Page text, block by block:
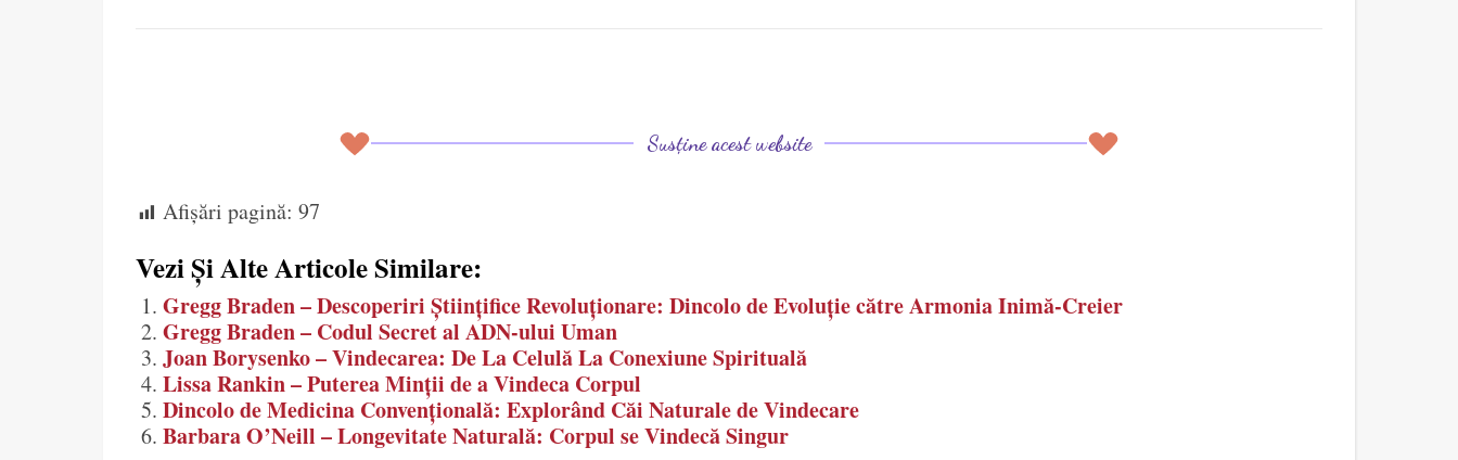
Susține acest website
Afișări pagină: 97
Vezi Și Alte Articole Similare:
Gregg Braden – Descoperiri Științifice Revoluționare: Dincolo de Evoluție către Armonia Inimă-Creier
Gregg Braden – Codul Secret al ADN-ului Uman
Joan Borysenko – Vindecarea: De La Celulă La Conexiune Spirituală
Lissa Rankin – Puterea Minții de a Vindeca Corpul
Dincolo de Medicina Convențională: Explorând Căi Naturale de Vindecare
Barbara O’Neill – Longevitate Naturală: Corpul se Vindecă Singur